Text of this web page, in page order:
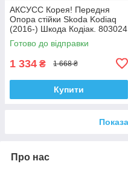
АКСУСС Корея! Передня
Опора стійки Skoda Kodiaq
(2016-) Шкода Кодіак. 803024
, KB657.27 , VKDA35167
Готово до відправки
1 334 ₴ 1 668 ₴
Купити
Про нас